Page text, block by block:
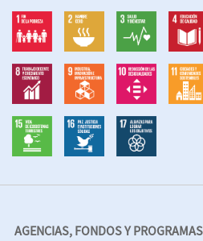
AGENCIAS, FONDOS Y